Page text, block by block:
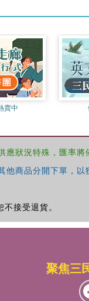
賣中
狀況特殊，匯率將
商品分開下單，以
接受退貨。
聚焦三